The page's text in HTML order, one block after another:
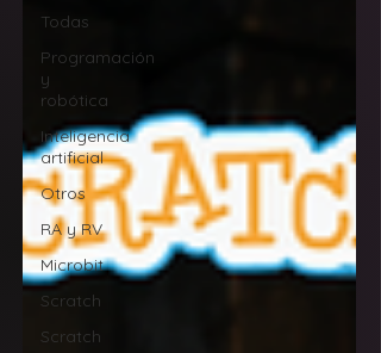
Todas
Programación
y
robótica
Inteligencia
artificial
Otros
RA y RV
Microbit
Scratch
Scratch